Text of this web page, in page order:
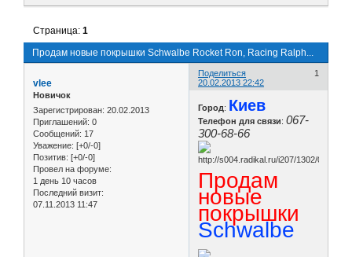
Продам новые покрышки Schwalbe Rocket Ron, Racing Ralph...
Страница:1
Поделиться
1
20.02.2013 22:42
vlee
Новичок
Зарегистрирован: 20.02.2013
Приглашений: 0
Сообщений: 17
Уважение: [+0/-0]
Позитив: [+0/-0]
Провел на форуме:
1 день 10 часов
Последний визит:
07.11.2013 11:47
Город: Киев
Телефон для связи:067-
300-68-66
Продам
новые
покрышки
Schwalbe